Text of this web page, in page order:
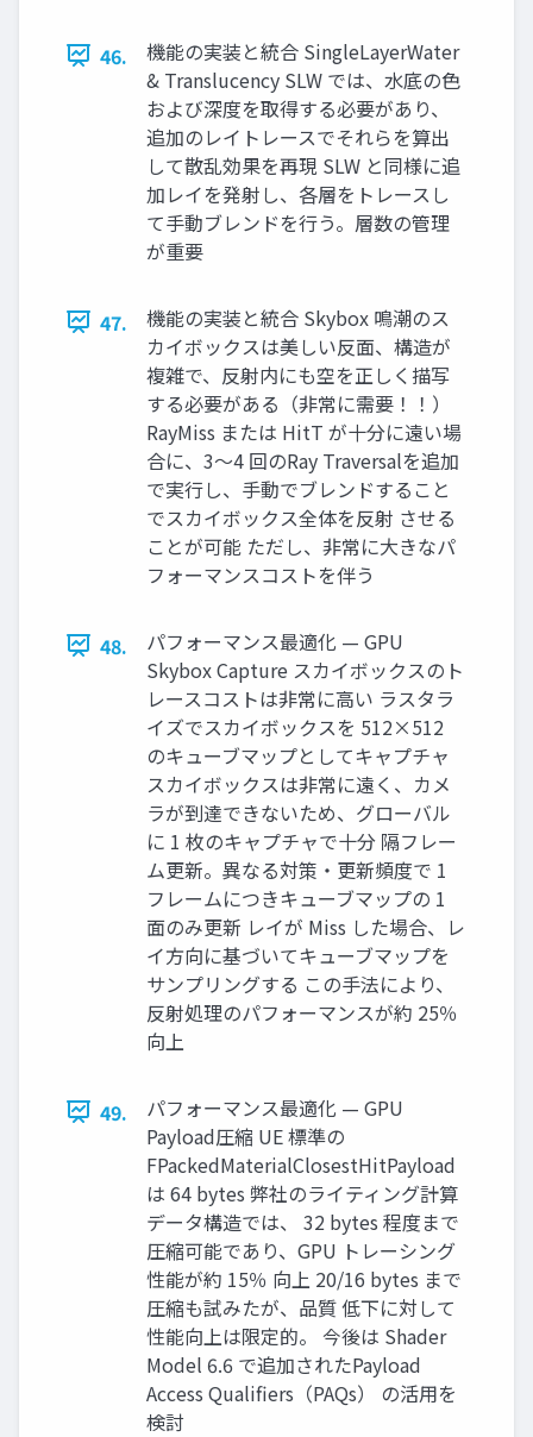
46.
機能の実装と統合 SingleLayerWater
& Translucency SLW では、水底の色
および深度を取得する必要があり、
追加のレイトレースでそれらを算出
して散乱効果を再現 SLW と同様に追
加レイを発射し、各層をトレースし
て手動ブレンドを行う。層数の管理
が重要
47.
機能の実装と統合 Skybox 鳴潮のス
カイボックスは美しい反面、構造が
複雑で、反射内にも空を正しく描写
する必要がある（非常に需要！！）
RayMiss または HitT が十分に遠い場
合に、3〜4 回のRay Traversalを追加
で実行し、手動でブレンドすること
でスカイボックス全体を反射 させる
ことが可能 ただし、非常に大きなパ
フォーマンスコストを伴う
48.
パフォーマンス最適化 — GPU
Skybox Capture スカイボックスのト
レースコストは非常に高い ラスタラ
イズでスカイボックスを 512×512
のキューブマップとしてキャプチャ
スカイボックスは非常に遠く、カメ
ラが到達できないため、グローバル
に 1 枚のキャプチャで十分 隔フレー
ム更新。異なる対策・更新頻度で 1
フレームにつきキューブマップの 1
面のみ更新 レイが Miss した場合、レ
イ方向に基づいてキューブマップを
サンプリングする この手法により、
反射処理のパフォーマンスが約 25％
向上
49.
パフォーマンス最適化 — GPU
Payload圧縮 UE 標準の
FPackedMaterialClosestHitPayload
は 64 bytes 弊社のライティング計算
データ構造では、 32 bytes 程度まで
圧縮可能であり、GPU トレーシング
性能が約 15％ 向上 20/16 bytes まで
圧縮も試みたが、品質 低下に対して
性能向上は限定的。 今後は Shader
Model 6.6 で追加されたPayload
Access Qualifiers（PAQs） の活用を
検討